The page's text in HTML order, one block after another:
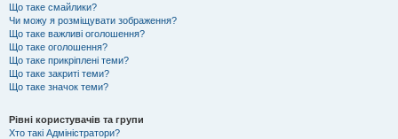
Що таке смайлики?
Чи можу я розміщувати зображення?
Що таке важливі оголошення?
Що таке оголошення?
Що таке прикріплені теми?
Що таке закриті теми?
Що таке значок теми?
Рівні користувачів та групи
Хто такі Адміністратори?